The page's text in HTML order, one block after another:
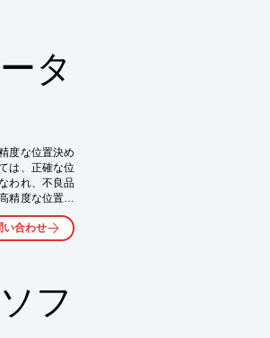
タ
度な位置決め
は、正確な位
われ、不良品
精度な位置決
い合わせ
フ